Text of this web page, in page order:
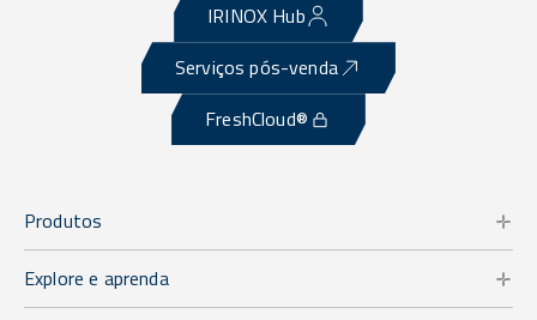
IRINOX Hub
Serviços pós-venda
FreshCloud®
Produtos
Explore e aprenda